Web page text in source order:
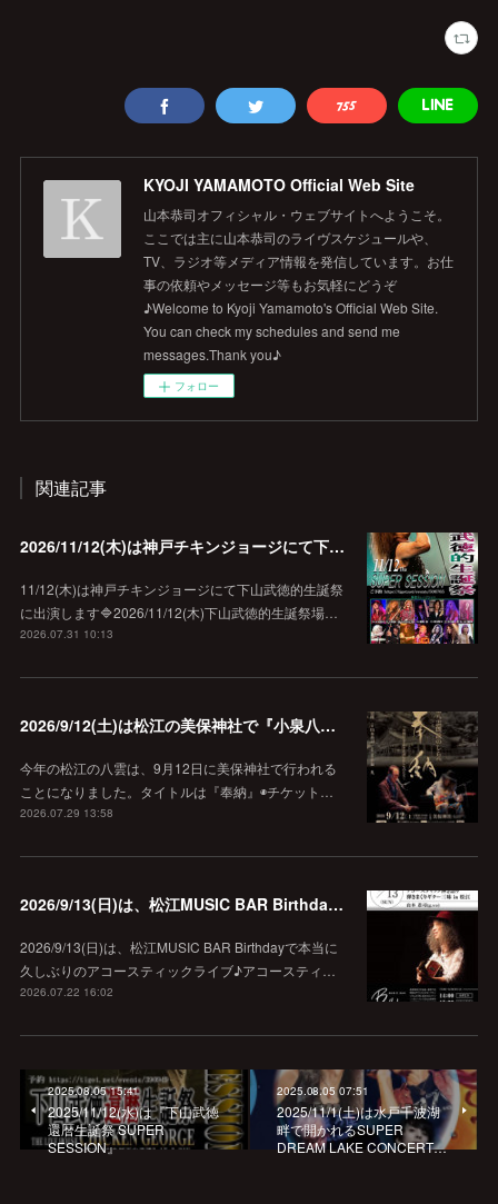
KYOJI YAMAMOTO Official Web Site
山本恭司オフィシャル・ウェブサイトへようこそ。
ここでは主に山本恭司のライヴスケジュールや、
TV、ラジオ等メディア情報を発信しています。お仕
事の依頼やメッセージ等もお気軽にどうぞ
♪Welcome to Kyoji Yamamoto's Official Web Site.
You can check my schedules and send me
messages.Thank you♪
フォロー
関連記事
2026/11/12(木)は神戸チキンジョージにて下山武徳的生誕祭に出演します♪
11/12(木)は神戸チキンジョージにて下山武徳的生誕祭
に出演します🔷2026/11/12(木)下山武徳的生誕祭場…
2026.07.31 10:13
2026/9/12(土)は松江の美保神社で『小泉八雲朗読のしらべ』
今年の松江の八雲は、9月12日に美保神社で行われる
ことになりました。タイトルは『奉納』◉チケット…
2026.07.29 13:58
2026/9/13(日)は、松江MUSIC BAR Birthdayでアコースティック弾き語り弾きまくりギター三昧♪
2026/9/13(日)は、松江MUSIC BAR Birthdayで本当に
久しぶりのアコースティックライブ♪アコースティ…
2026.07.22 16:02
2025.08.05 15:41
2025/11/12(水)は『下山武徳
還暦生誕祭 SUPER
SESSION』
2025.08.05 07:51
2025/11/1(土)は水戸千波湖
畔で開かれるSUPER
DREAM LAKE CONCERT…